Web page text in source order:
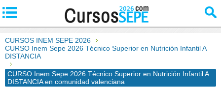
CURSOS INEM SEPE 2026
CURSO Inem Sepe 2026 Técnico Superior en Nutrición Infantil A
DISTANCIA
CURSO Inem Sepe 2026 Técnico Superior en Nutrición Infantil A
DISTANCIA en comunidad valenciana